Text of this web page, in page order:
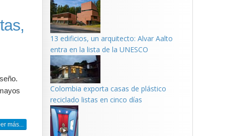
más...
13 edificios, un arquitecto: Alvar Aalto
entra en la lista de la UNESCO
Colombia exporta casas de plástico
reciclado listas en cinco días